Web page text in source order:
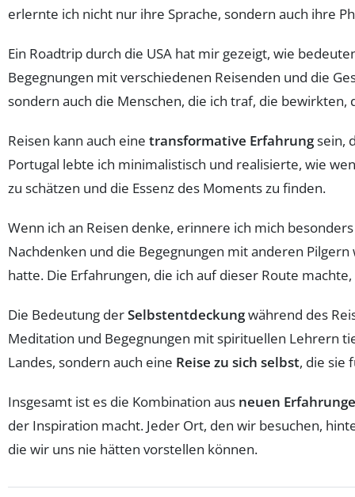
erlernte ich nicht nur ihre Sprache, sondern auch ihre
Ein Roadtrip durch die USA hat mir gezeigt, wie
Begegnungen mit verschiedenen Reisenden und die
sondern auch die Menschen, die ich traf, die
Reisen kann auch eine transformative Erfahrungsein,
Portugal lebte ich minimalistisch und realisierte, wie
zu schätzen und die Essenz des Moments zu finden.
Wenn ich an Reisen denke, erinnere ich mich
Nachdenken und die Begegnungen mit anderen
hatte. Die Erfahrungen, die ich auf dieser Route
Die Bedeutung derSelbstentdeckungwährend des
Meditation und Begegnungen mit spirituellen Lehrern
Landes, sondern auch eine Reise zu sich selbst, die sie
Insgesamt ist es die Kombination aus neuen
der Inspiration macht. Jeder Ort, den wir besuchen,
die wir uns nie hätten vorstellen können.